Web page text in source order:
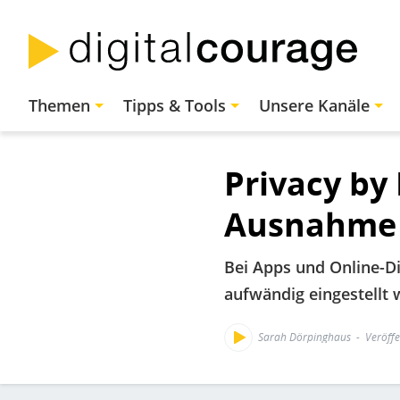
zum
Inhalt
Hauptnavigation
Themen Tipps & Tools Unsere Kanäle
Privacy
Bei Apps und Online-
aufwändig eingestellt
Sarah Dörpinghaus